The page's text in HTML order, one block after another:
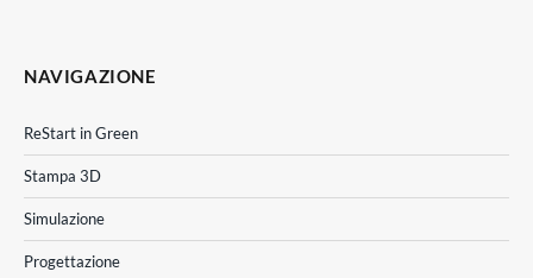
NAVIGAZIONE
ReStart in Green
Stampa 3D
Simulazione
Progettazione